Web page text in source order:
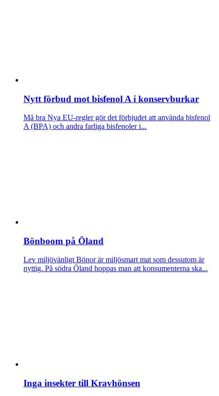
Nytt förbud mot bisfenol A i konservburkar
Må bra Nya EU-regler gör det förbjudet att använda bisfenol
A (BPA) och andra farliga bisfenoler i...
Bönboom på Öland
Lev miljövänligt ­Bönor är miljösmart mat som dessutom är
nyttig. På södra Öland hoppas man att konsumenterna ska...
Inga insekter till Kravhönsen